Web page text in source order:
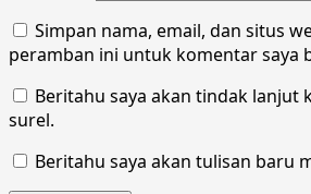
Simpan nama, email, dan situs
peramban ini untuk komentar saya
Beritahu saya akan tindak lanjut
surel.
Beritahu saya akan tulisan baru